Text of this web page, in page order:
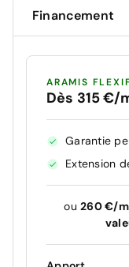
Financement
ARAMIS
Dès 315 €/
Garantie
Extension
ou260 €/